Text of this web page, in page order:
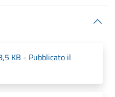
KB - Pubblicato il